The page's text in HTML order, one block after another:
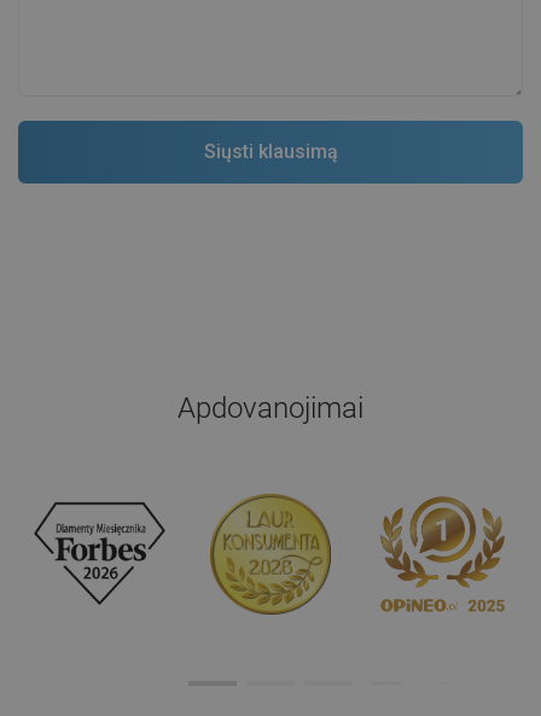
Apdovanojimai